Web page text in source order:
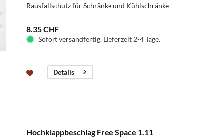
Rausfallschutz für Schränke und Kühlschränke
8.35 CHF
Sofort versandfertig. Lieferzeit 2-4 Tage.
Details
Hochklappbeschlag Free Space 1.11